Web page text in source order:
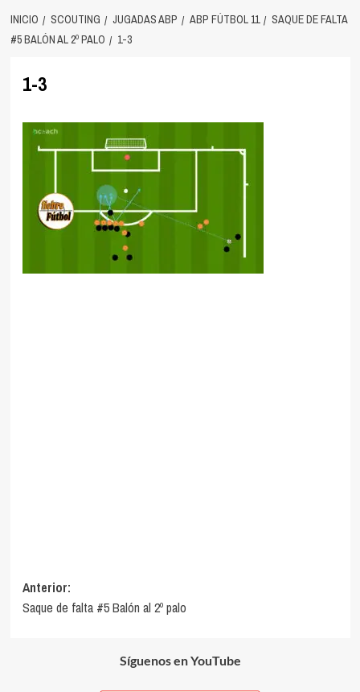
INICIO SCOUTING JUGADAS ABP ABP FÚTBOL 11
SAQUE DE FALTA
#5 BALÓN AL 2º PALO
1-3
1-3
Navegación
de
Anterior:
Saque de falta #5 Balón al 2º palo
Síguenos en YouTube